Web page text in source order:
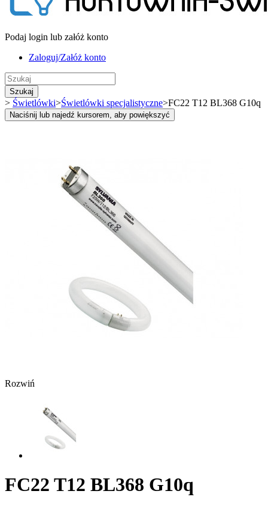
Podaj login lub załóż konto
Zaloguj/Załóż konto
Szukaj
> Świetlówki>Świetlówki specjalistyczne>FC22 T12 BL368 G10q
Naciśnij lub najedź kursorem, aby powiększyć
Rozwiń
FC22 T12 BL368 G10q